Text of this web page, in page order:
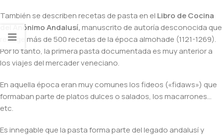
También se describen recetas de pasta en el Libro de Cocina
del Anónimo Andalusí,manuscrito de autoría desconocida que
recoge más de 500 recetas de la época almohade (1121-1269).
Por lo tanto, la primera pasta documentada es muy anterior a
los viajes del mercader veneciano.
En aquella época eran muy comunes los fideos («fidaws») que
formaban parte de platos dulces o salados, los macarrones…
etc.
Es innegable que la pasta forma parte del legado andalusí y